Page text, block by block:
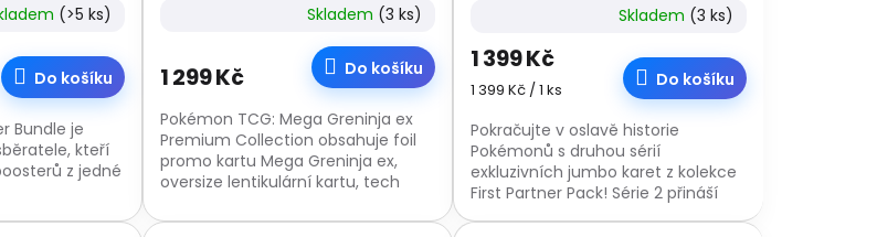
(>5 ks)
Do košíku
Bundle je
kteří
z jedné
Skladem (3 ks)
1 299 Kč Do košíku
Pokémon TCG: Mega Greninja ex
Premium Collection obsahuje foil
promo kartu Mega Greninja ex,
oversize lentikulární kartu, tech
rozbalení produkt...
Skladem (3 ks)
1 399 Kč
Měrná
1 399 Kč / 1 ks Do košíku
Pokračujte v oslavě historie
Pokémonů s druhou sérií
exkluzivních jumbo karet z kolekce
First Partner Pack! Série 2 přináší
ikonické startovní Pokémony z